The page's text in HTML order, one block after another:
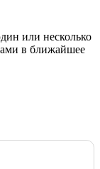
или несколько
в ближайшее